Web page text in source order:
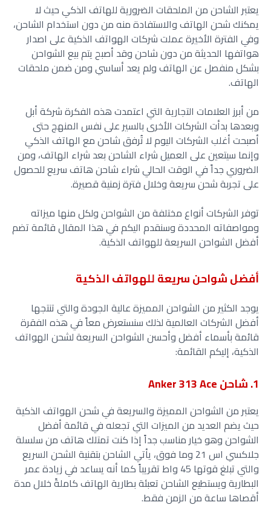
يعتبر الشاحن من الملحقات الضرورية للهاتف الذكي حيث لا
يمكنك شحن الهاتف والاستفادة منه من دون استخدام الشاحن،
وفي الفترة الأخيرة عملت شركات الهواتف الذكية على اصدار
هواتفها الحديثة من دون شاحن وقد أصبح يتم بيع الشواحن
بشكل منفصل عن الهاتف ولم يعد أساسي ومن ضمن ملحقات
الهاتف.
من أبرز العلامات التجارية التي اعتمدت هذه الفكرة شركة أبل
وبعدها بدأت الشركات الأخرى بالسير على نفس المنهج حتى
أصبحت أغلب الشركات اليوم لا تُرفق شاحن مع الهاتف الذكي
وإنما سيتعين على العميل شراء الشاحن بعد شراء الهاتف، ومن
الضروري جداً في الوقت الحالي شراء شاحن هاتف سريع للحصول
على تجربة شحن سريعة وخلال فترة زمنية قصيرة.
توفر الشركات أنواع مختلفة من الشواحن ولكل منها ميزاته
ومواصفاته المحددة وسنقدم اليكم في هذا المقال قائمة تضم
أفضل الشواحن السريعة للهواتف الذكية.
أفضل شواحن سريعة للهواتف الذكية
يوجد الكثير من الشواحن المميزة عالية الجودة والتي تنتجها
أفضل الشركات العالمية لذلك سنستعرض معاً في هذه الفقرة
قائمة بأسماء أفضل وأحسن الشواحن السريعة لشحن الهواتف
الذكية، إليكم القائمة:
1. شاحن Anker 313 Ace
يعتبر من الشواحن المميزة والسريعة في شحن الهواتف الذكية
حيث يضم العديد من الميزات التي تجعله في قائمة أفضل
الشواحن وهو خيار مناسب جداً إذا كنت تمتلك هاتف من سلسلة
جلاكسي اس 21 وما فوق، يأتي الشاحن بتقنية الشحن السريع
والتي تبلغ قوتها 45 واط تقريباً كما أنه يساعد في زيادة عمر
البطارية ويستطيع الشاحن تعبئة بطارية الهاتف كاملةً خلال مدة
أقصاها ساعة من الزمن فقط.